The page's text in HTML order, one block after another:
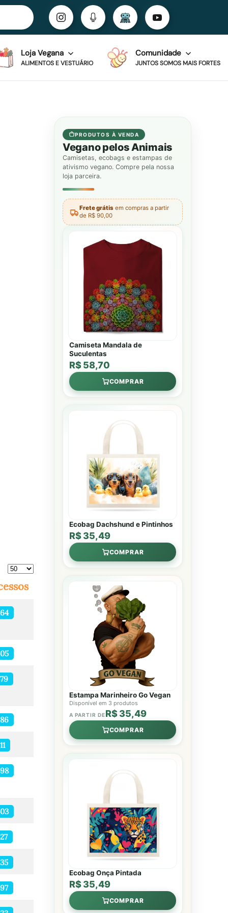
Loja Vegana
ALIMENTOS E VESTUÁRIO
Comunidade
JUNTOS SOMOS MAIS FORTES
Mostrar #
PRODUTOS À VENDA
Vegano pelos Animais
Camisetas, ecobags e estampas de
ativismo vegano. Compre pela nossa
loja parceira.
Frete grátis em compras a partir
de R$ 90,00
Camiseta Mandala de
Suculentas
R$ 58,70
COMPRAR
Ecobag Dachshund e Pintinhos
R$ 35,49
COMPRAR
Estampa Marinheiro Go Vegan
Disponível em 3 produtos
A PARTIR DER$ 35,49
COMPRAR
Ecobag Onça Pintada
R$ 35,49
COMPRAR